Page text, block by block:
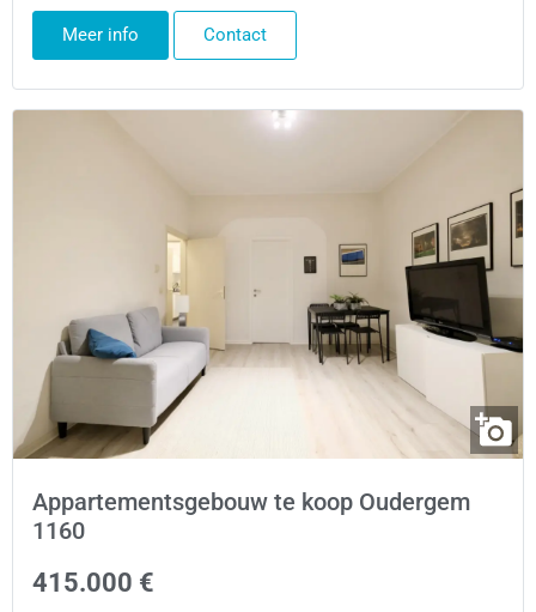
Meer info Contact
Appartementsgebouw te koop Oudergem
1160
415.000 €